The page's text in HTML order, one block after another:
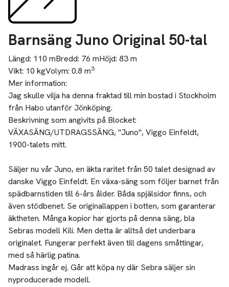
Barnsäng Juno Original 50-tal
Längd: 110 mBredd: 76 mHöjd: 83 m
Vikt: 10 kgVolym: 0.8 m3
Mer information:
Jag skulle vilja ha denna fraktad till min bostad i Stockholm
från Habo utanför Jönköping.
Beskrivning som angivits på Blocket:
VÄXASÄNG/UTDRAGSSÄNG, "Juno", Viggo Einfeldt,
1900-talets mitt.
Säljer nu vår Juno, en äkta raritet från 50 talet designad av
danske Viggo Einfeldt. En växa-säng som följer barnet från
spädbarnstiden till 6-års ålder. Båda spjälsidor finns, och
även stödbenet. Se originallappen i botten, som garanterar
äktheten. Många kopior har gjorts på denna säng, bla
Sebras modell Kili. Men detta är alltså det underbara
originalet. Fungerar perfekt även till dagens småttingar,
med så härlig patina.
Madrass ingår ej. Går att köpa ny där Sebra säljer sin
nyproducerade modell.